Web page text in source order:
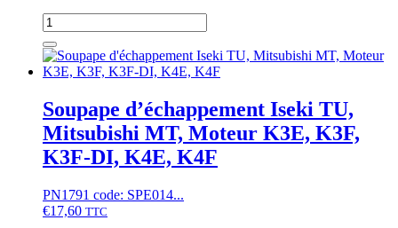
quantité
de
Kit
de
moteur
K3F-
DI
(STD)
Soupape d’échappement Iseki TU,
Mitsubishi MT, Moteur K3E, K3F,
K3F-DI, K4E, K4F
PN1791 code: SPE014...
€17,60 TTC